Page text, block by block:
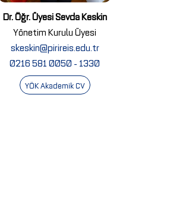
Dr. Öğr. Üyesi Sevda Keskin
Yönetim Kurulu Üyesi
skeskin@pirireis.edu.tr
0216 581 0050 - 1330
YÖK Akademik CV